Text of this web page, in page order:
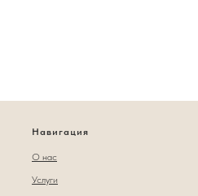
Навигация
О нас
Услуги